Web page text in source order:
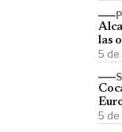
las
5 de
5 de